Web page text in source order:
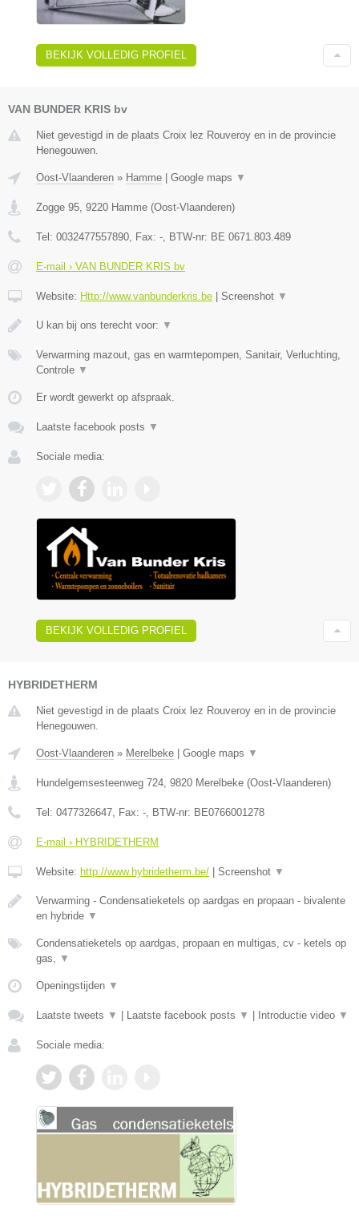
BEKIJK VOLLEDIG PROFIEL
VAN BUNDER KRIS bv
Niet gevestigd in de plaats Croix lez Rouveroy en in de provincie
Henegouwen.
Oost-Vlaanderen » Hamme Google maps ▼
Zogge 95, 9220 Hamme (Oost-Vlaanderen)
Tel: 0032477557890, Fax: -, BTW-nr: BE 0671.803.489
E-mail › VAN BUNDER KRIS bv
Website: Http://www.vanbunderkris.be Screenshot ▼
U kan bij ons terecht voor: ▼
Verwarming mazout, gas en warmtepompen, Sanitair, Verluchting,
Controle ▼
Er wordt gewerkt op afspraak.
Laatste facebook posts ▼
Sociale media:
BEKIJK VOLLEDIG PROFIEL
HYBRIDETHERM
Niet gevestigd in de plaats Croix lez Rouveroy en in de provincie
Henegouwen.
Oost-Vlaanderen » Merelbeke | Google maps ▼
Hundelgemsesteenweg 724 9820 Merelbeke (Oost-Vlaanderen)
Tel: 0477326647 , Fax: - , BTW-nr: BE0766001278
E-mail › HYBRIDETHERM
Website: http://www.hybridetherm.be/ | Screenshot ▼
Verwarming - Condensatieketels op aardgas en propaan - bivalente
en hybride ▼
Condensatieketels op aardgas, propaan en multigas, cv - ketels op
gas,
▼
Openingstijden ▼
Laatste tweets ▼ | Laatste facebook posts ▼ | Introductie video ▼
Sociale media: